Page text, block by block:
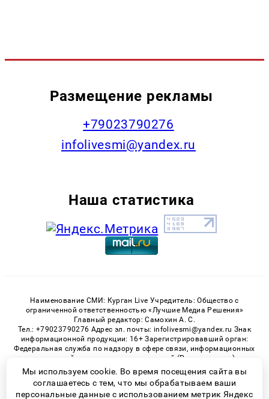
Размещение рекламы
+79023790276
infolivesmi@yandex.ru
Наша статистика
Наименование СМИ: Курган Live Учредитель: Общество с
ограниченной ответственностью «Лучшие Медиа Решения»
Главный редактор: Самохин А. С.
Тел.: +79023790276 Адрес эл. почты: infolivesmi@yandex.ru Знак
информационной продукции: 16+ Зарегистрировавший орган:
Федеральная служба по надзору в сфере связи, информационных
технологий и массовых коммуникаций (Роскомнадзор)
Регистрационный номер СМИ ЭЛ № ФС 77 - 82535 от 21.01.2022
Мы используем cookie. Во время посещения сайта вы
соглашаетесь с тем, что мы обрабатываем ваши
персональные данные с использованием метрик Яндекс